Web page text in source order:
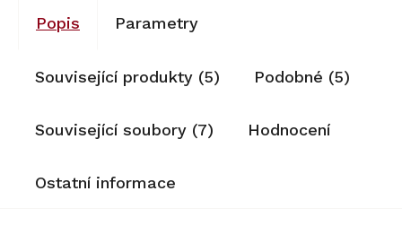
Popis Parametry
Související produkty (5) Podobné (5)
Související soubory (7) Hodnocení
Ostatní informace